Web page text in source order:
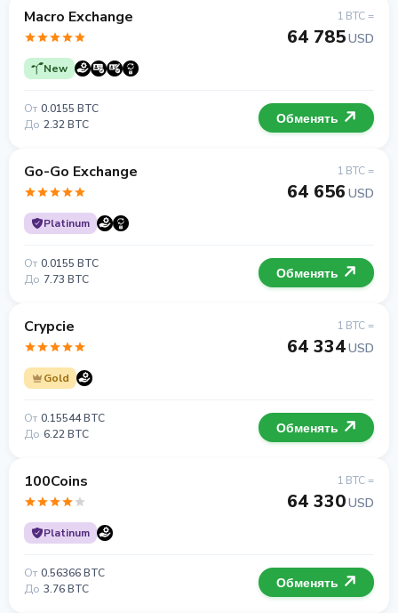
Macro Exchange
New
1 BTC =
64 785USD
От 0.0155 BTC
До 2.32 BTC Обменять
Go-Go Exchange
Platinum
1 BTC =
64 656 USD
От 0.0155 BTC
До 7.73 BTC Обменять
Crypcie
Gold
1 BTC =
64 334USD
От 0.15544 BTC
До 6.22 BTC Обменять
100Coins
Platinum
1 BTC =
64 330USD
От 0.56366 BTC
До 3.76 BTC Обменять